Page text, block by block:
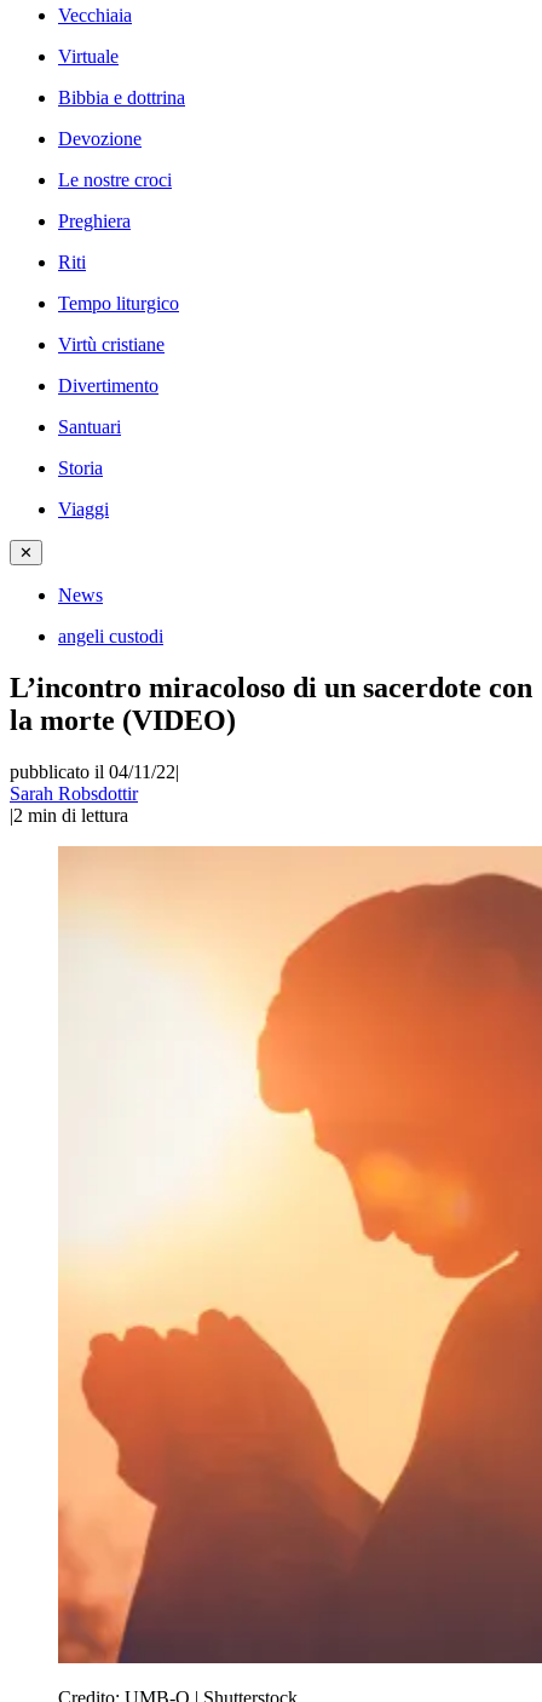
Vecchiaia
Virtuale
Bibbia e dottrina
Devozione
Le nostre croci
Preghiera
Riti
Tempo liturgico
Virtù cristiane
Divertimento
Santuari
Storia
Viaggi
✕
News
angeli custodi
L’incontro miracoloso di un sacerdote con
la morte (VIDEO)
pubblicato il 04/11/22|
Sarah Robsdottir
|2 min di lettura
Credito: UMB-O | Shutterstock